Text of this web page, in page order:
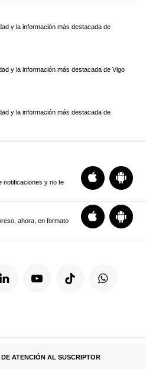
y la información más destacada de
y la información más destacada de Vigo
y la información más destacada de
notificaciones y no te
ahora, en formato
ATENCIÓN AL SUSCRIPTOR